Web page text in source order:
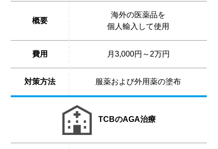
概要
海外の医薬品を
個人輸入して使用
費用 月3,000円～2万円
対策方法 服薬および外用薬の塗布
TCBのAGA治療